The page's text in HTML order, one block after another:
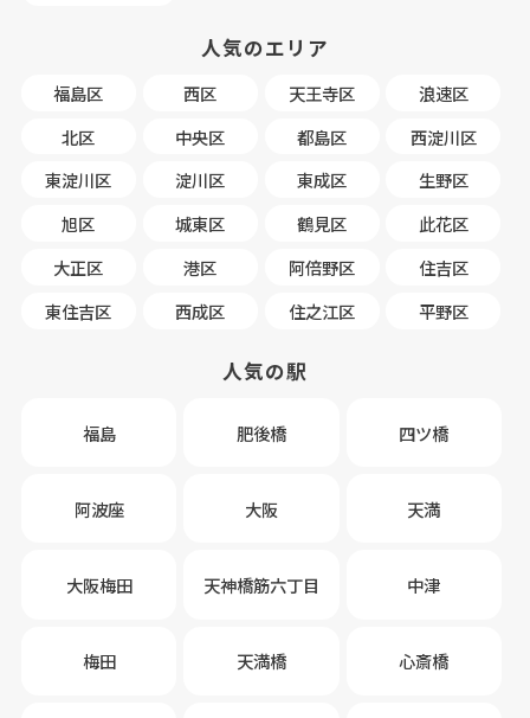
人気のエリア
福島区 西区 天王寺区
浪速区
北区
中央区 都島区
西淀川区
東淀川区
淀川区 東成区
生野区
旭区
城東区 鶴見区
此花区
大正区
港区 阿倍野区
住吉区
東住吉区
西成区 住之江区 平野区
人気の駅
福島 肥後橋 四ツ橋
阿波座 大阪 天満
大阪梅田 天神橋筋六丁目 中津
梅田 天満橋 心斎橋